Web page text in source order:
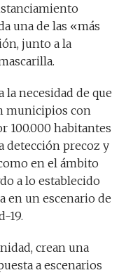
una de las «más
junto a la
la necesidad de que
municipios con
100.000 habitantes
detección precoz y
en el ámbito
a lo establecido
en un escenario de
19.
crean una
a escenarios